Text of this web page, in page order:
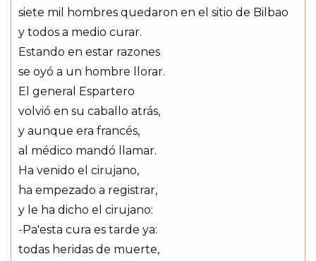
siete mil hombres quedaron en el sitio de Bilbao
y todos a medio curar.
Estando en estar razones
se oyó a un hombre llorar.
El general Espartero
volvió en su caballo atrás,
y aunque era francés,
al médico mandó llamar.
Ha venido el cirujano,
ha empezado a registrar,
y le ha dicho el cirujano:
-Pa'esta cura es tarde ya:
todas heridas de muerte,